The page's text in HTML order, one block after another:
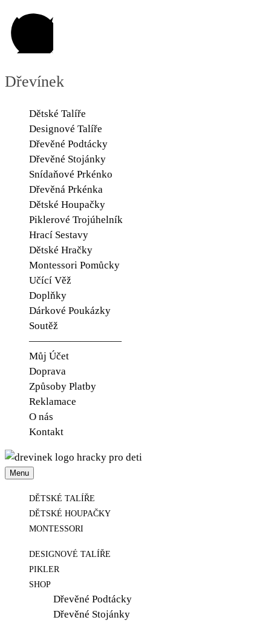
Dřevínek
Dětské Talíře
Designové Talíře
Dřevěné Podtácky
Dřevěné Stojánky
Snídaňové Prkénko
Dřevěná Prkénka
Dětské Houpačky
Piklerové Trojúhelník
Hrací Sestavy
Dětské Hračky
Montessori Pomůcky
Učící Věž
Doplňky
Dárkové Poukázky
Soutěž
—————————
Můj Účet
Doprava
Způsoby Platby
Reklamace
O nás
Kontakt
Dřevínek
Udělejte radost jen tak.
Menu
DĚTSKÉ TALÍŘE
DĚTSKÉ HOUPAČKY
MONTESSORI
DESIGNOVÉ TALÍŘE
PIKLER
SHOP
Dřevěné Podtácky
Dřevěné Stojánky